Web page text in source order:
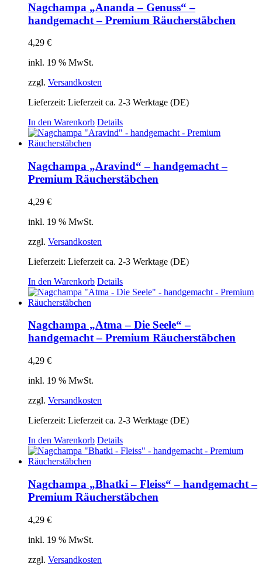
Nagchampa „Ananda – Genuss“ –
handgemacht – Premium Räucherstäbchen
4,29 €
inkl. 19 % MwSt.
zzgl. Versandkosten
Lieferzeit: Lieferzeit ca. 2-3 Werktage (DE)
In den Warenkorb Details
Nagchampa „Aravind“ – handgemacht –
Premium Räucherstäbchen
4,29 €
inkl. 19 % MwSt.
zzgl. Versandkosten
Lieferzeit: Lieferzeit ca. 2-3 Werktage (DE)
In den Warenkorb Details
Nagchampa „Atma – Die Seele“ –
handgemacht – Premium Räucherstäbchen
4,29 €
inkl. 19 % MwSt.
zzgl. Versandkosten
Lieferzeit: Lieferzeit ca. 2-3 Werktage (DE)
In den Warenkorb Details
Nagchampa „Bhatki – Fleiss“ – handgemacht –
Premium Räucherstäbchen
4,29 €
inkl. 19 % MwSt.
zzgl. Versandkosten